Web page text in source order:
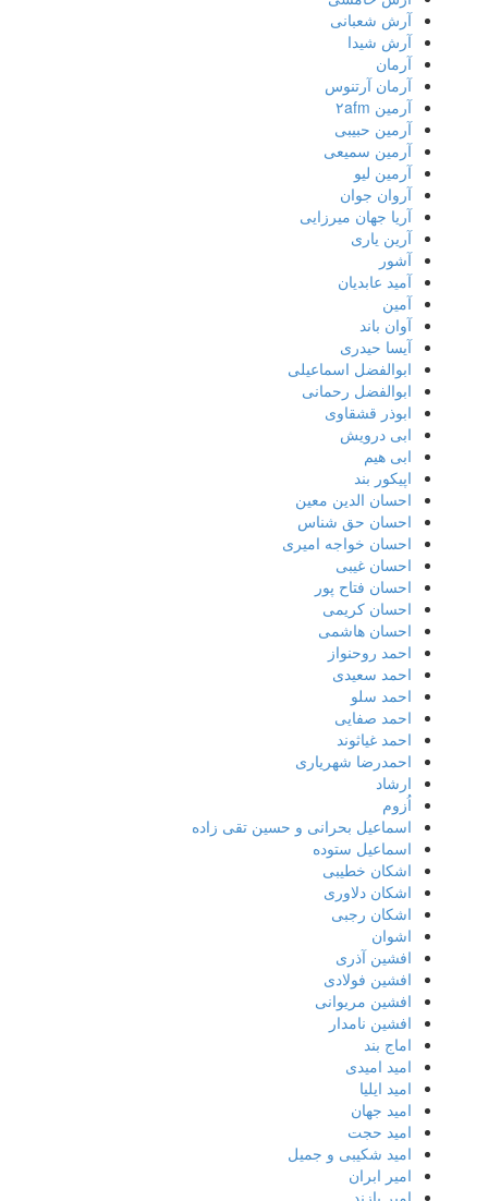
آرش شعبانی
آرش شیدا
آرمان
آرمان آرتنوس
آرمین ۲afm
آرمین حبیبی
آرمین سمیعی
آرمین لیو
آروان جوان
آریا جهان میرزایی
آرین یاری
آشور
آمید عابدیان
آمین
آوان باند
آیسا حیدری
ابوالفضل اسماعیلی
ابوالفضل رحمانی
ابوذر قشقاوی
ابی درویش
ابی هیم
اپیکور بند
احسان الدین معین
احسان حق شناس
احسان خواجه امیری
احسان غیبی
احسان فتاح پور
احسان کریمی
احسان هاشمی
احمد روحنواز
احمد سعیدی
احمد سلو
احمد صفایی
احمد غیاثوند
احمدرضا شهریاری
ارشاد
اُزوم
اسماعیل بحرانی و حسین تقی زاده
اسماعیل ستوده
اشکان خطیبی
اشکان دلاوری
اشکان رجبی
اشوان
افشین آذری
افشین فولادی
افشین مریوانی
افشین نامدار
اماج بند
امید امیدی
امید ایلیا
امید جهان
امید حجت
امید شکیبی و جمیل
امیر ابران
امیر پازند